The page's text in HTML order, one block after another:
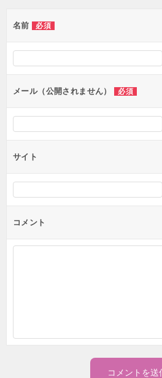
ー
シ
ン
名前 必須
メール（公開されません） 必須
サイト
コメント